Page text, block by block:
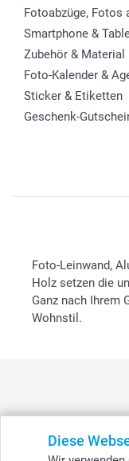
Diese
Fotoabzüge, Fotos
Smartphone &
Zubehör & Material
Foto-Kalender &
Sticker & Etiketten
Geschenk-
Foto-Leinwand,
Holz setzen die
Ganz nach Ihrem
Wohnstil.